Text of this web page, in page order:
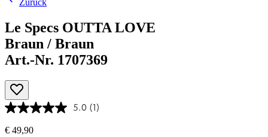
Le Specs OUTTA LOVE
Braun / Braun
Art.-Nr. 1707369
5.0 (1)
€ 49,90